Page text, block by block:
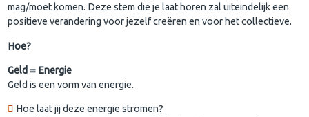
mag/moet komen. Deze stem die je laat horen zal uiteindelijk een
positieve verandering voor jezelf creëren en voor het collectieve.
Hoe?
Geld = Energie
Geld is een vorm van energie.
Hoe laat jij deze energie stromen?